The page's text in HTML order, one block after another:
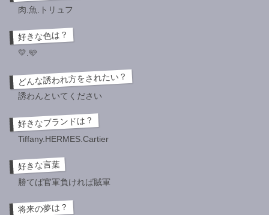
肉.魚.トリュフ
好きな色は？
💛.🩵
どんな誘われ方をされたい？
誘わんといてください
好きなブランドは？
Tiffany.HERMES.Cartier
好きな言葉
勝てば官軍負ければ賊軍
将来の夢は？